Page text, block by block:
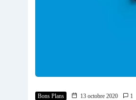
Bons Plans 13 octobre 2020 1